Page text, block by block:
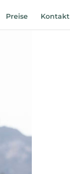
Preise Kontakt